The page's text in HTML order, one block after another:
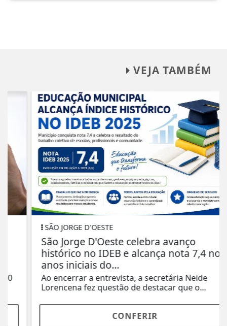
VEJA TAMBÉM
SÃO JORGE D'OESTE
São Jorge D'Oeste celebra avanço
histórico no IDEB e alcança nota 7,4 nos
anos iniciais do...
Ao encerrar a entrevista, a secretária Neide
Lorencena fez questão de destacar que o...
CONFERIR